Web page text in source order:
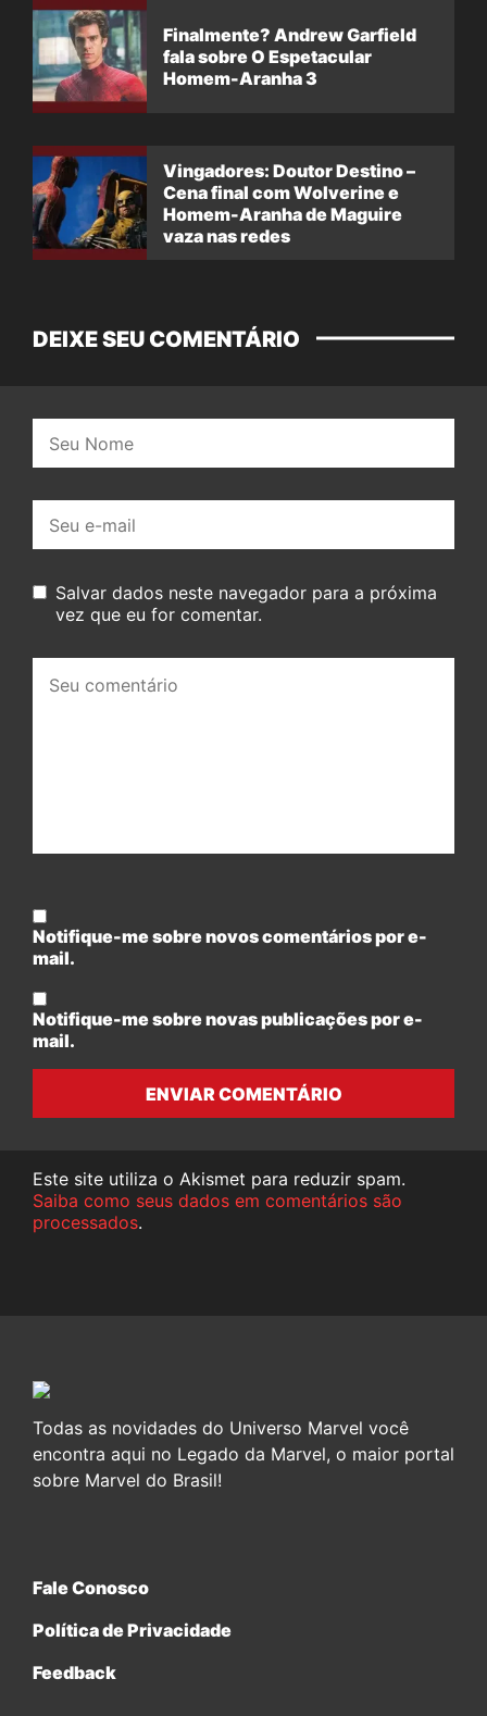
Finalmente? Andrew Garfield
fala sobre O Espetacular
Homem-Aranha 3
Vingadores: Doutor Destino –
Cena final com Wolverine e
Homem-Aranha de Maguire
vaza nas redes
DEIXE SEU COMENTÁRIO
mail:
Salvar dados neste navegador para a próxima
vez que eu for comentar.
comentário:
Notifique-me sobre novos comentários por e-
mail.
Notifique-me sobre novas publicações por e-
mail.
ENVIAR COMENTÁRIO
Este site utiliza o Akismet para reduzir spam.
Saiba como seus dados em comentários são
processados.
Todas as novidades do Universo Marvel você
encontra aqui no Legado da Marvel, o maior portal
sobre Marvel do Brasil!
Fale Conosco
Política de Privacidade
Feedback